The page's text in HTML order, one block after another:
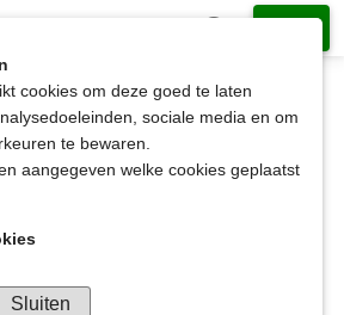
matrasmaat
120x210cm
met 1d.kast en bureau
3-ladenkastje
cookies om deze goed te laten
sociale media en om
te bewaren.
aangegeven welke cookies geplaatst
Sluiten